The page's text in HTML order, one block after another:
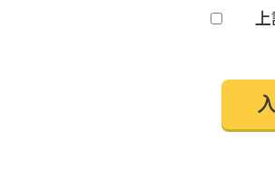
は、お客さまよりお預かりした個人情
に開示致しません。 ・お客さまの同意
は、個人情報の正確性及び安全性確保
さまがご本人の個人情報の照会・修正